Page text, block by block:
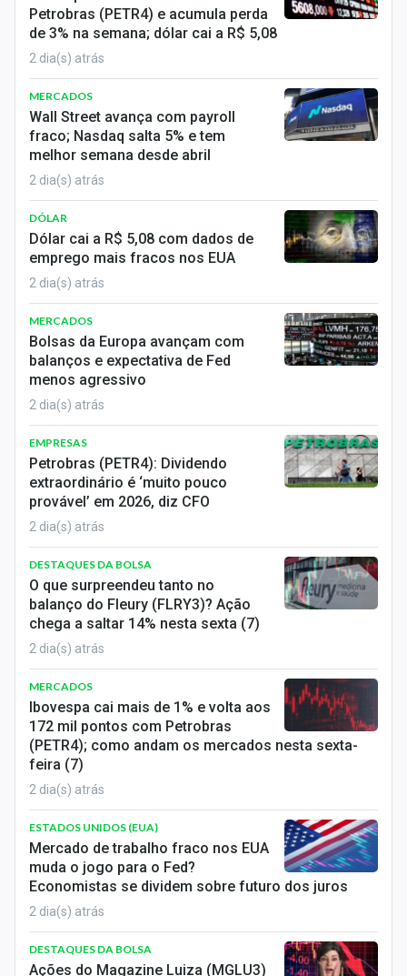
Petrobras (PETR4) e acumula perda
de 3% na semana; dólar cai a R$ 5,08
2 dia(s) atrás
MERCADOS
Wall Street avança com payroll
fraco; Nasdaq salta 5% e tem
melhor semana desde abril
2 dia(s) atrás
DÓLAR
Dólar cai a R$ 5,08 com dados de
emprego mais fracos nos EUA
2 dia(s) atrás
MERCADOS
Bolsas da Europa avançam com
balanços e expectativa de Fed
menos agressivo
2 dia(s) atrás
EMPRESAS
Petrobras (PETR4): Dividendo
extraordinário é ‘muito pouco
provável’ em 2026, diz CFO
2 dia(s) atrás
DESTAQUES DA BOLSA
O que surpreendeu tanto no
balanço do Fleury (FLRY3)? Ação
chega a saltar 14% nesta sexta (7)
2 dia(s) atrás
MERCADOS
Ibovespa cai mais de 1% e volta aos
172 mil pontos com Petrobras
(PETR4); como andam os mercados nesta sexta-
feira (7)
2 dia(s) atrás
ESTADOS UNIDOS (EUA)
Mercado de trabalho fraco nos EUA
muda o jogo para o Fed?
Economistas se dividem sobre futuro dos juros
2 dia(s) atrás
DESTAQUES DA BOLSA
Ações do Magazine Luiza (MGLU3)